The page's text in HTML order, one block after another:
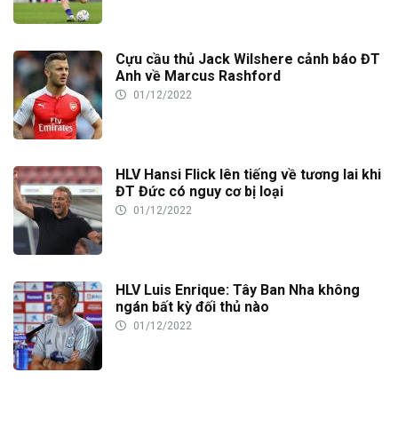
Cựu cầu thủ Jack Wilshere cảnh báo ĐT
Anh về Marcus Rashford
01/12/2022
HLV Hansi Flick lên tiếng về tương lai khi
ĐT Đức có nguy cơ bị loại
01/12/2022
HLV Luis Enrique: Tây Ban Nha không
ngán bất kỳ đối thủ nào
01/12/2022